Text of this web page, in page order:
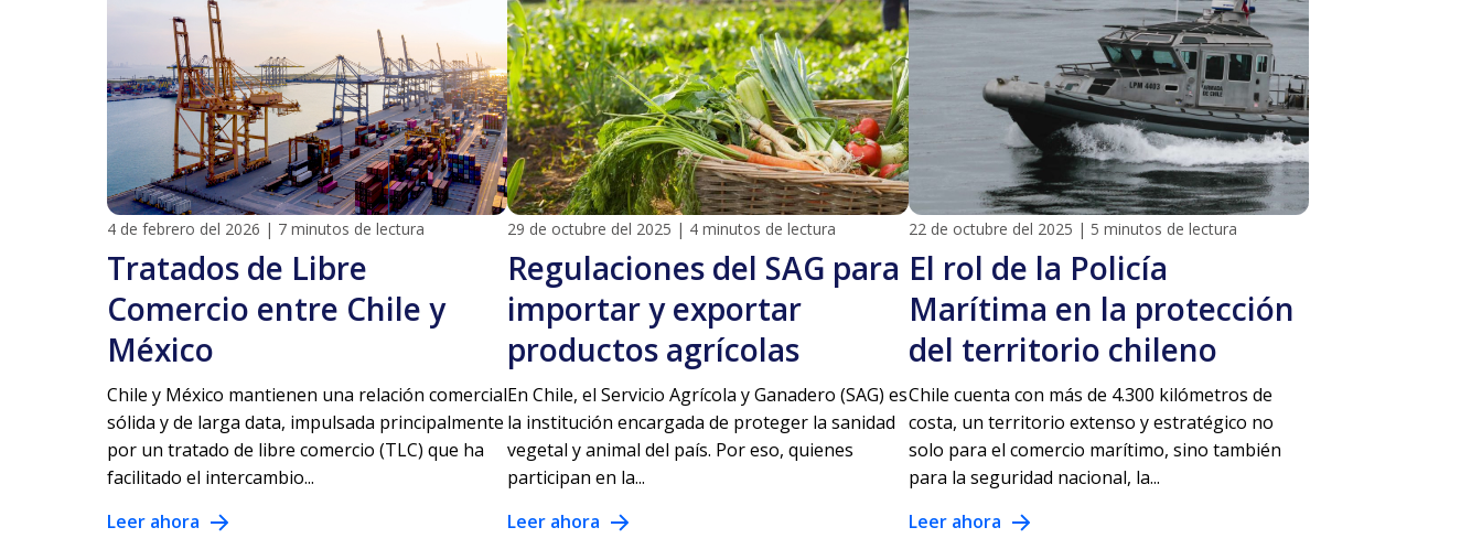
4 de febrero del 2026 | 7 minutos de lectura
Tratados de Libre
Comercio entre Chile y
México
Chile y México mantienen una relación comercial
sólida y de larga data, impulsada principalmente
por un tratado de libre comercio (TLC) que ha
facilitado el intercambio...
Leer ahora
29 de octubre del 2025 | 4 minutos de lectura
Regulaciones del SAG para
importar y exportar
productos agrícolas
En Chile, el Servicio Agrícola y Ganadero (SAG) es
la institución encargada de proteger la sanidad
vegetal y animal del país. Por eso, quienes
participan en la...
Leer ahora
22 de octubre del 2025 | 5 minutos de lectura
El rol de la Policía
Marítima en la protección
del territorio chileno
Chile cuenta con más de 4.300 kilómetros de
costa, un territorio extenso y estratégico no
solo para el comercio marítimo, sino también
para la seguridad nacional, la...
Leer ahora